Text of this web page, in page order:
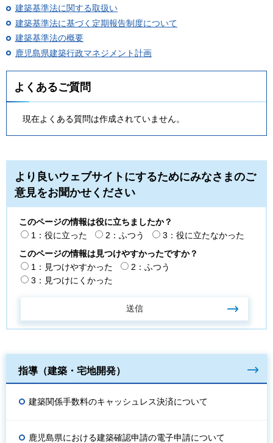
建築基準法に関する取扱い
建築基準法に基づく定期報告制度について
建築基準法の概要
鹿児島県建築行政マネジメント計画
よくあるご質問
現在よくある質問は作成されていません。
より良いウェブサイトにするためにみなさまのご
意見をお聞かせください
このページの情報は役に立ちましたか？
1：役に立った
2：ふつう
3：役に立たなかった
このページの情報は見つけやすかったですか？
1：見つけやすかった
2：ふつう
3：見つけにくかった
指導（建築・宅地開発）
建築関係手数料のキャッシュレス決済について
鹿児島県における建築確認申請の電子申請について